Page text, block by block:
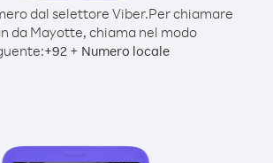
dal selettore Viber.Per chiamare
da Mayotte, chiama nel modo
+92+ Numero locale